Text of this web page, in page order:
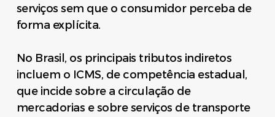
serviços sem que o consumidor perceba de
forma explícita.
No Brasil, os principais tributos indiretos
incluem o ICMS, de competência estadual,
que incide sobre a circulação de
mercadorias e sobre serviços de transporte